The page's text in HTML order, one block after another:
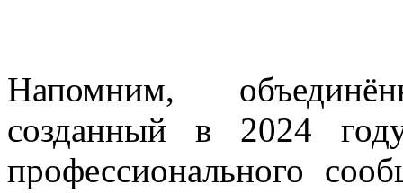
Напомним,
созданный в 2024
профессионального